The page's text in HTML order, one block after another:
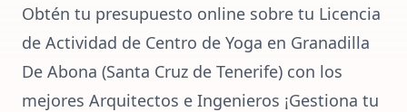
Obtén tu presupuesto online sobre tu Licencia
de Actividad de Centro de Yoga en Granadilla
De Abona (Santa Cruz de Tenerife) con los
mejores Arquitectos e Ingenieros ¡Gestiona tu